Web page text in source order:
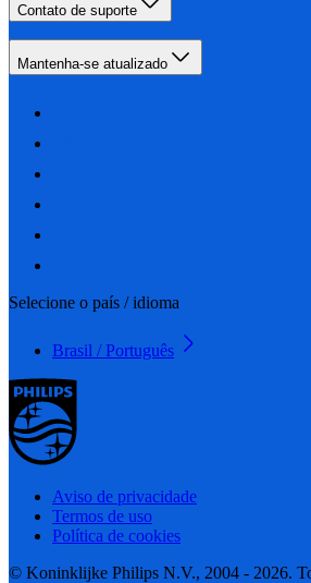
Contato de suporte
Mantenha-se atualizado
Selecione o país / idioma
Brasil / Português
Aviso de privacidade
Termos de uso
Política de cookies
© Koninklijke Philips N.V., 2004 - 2026.